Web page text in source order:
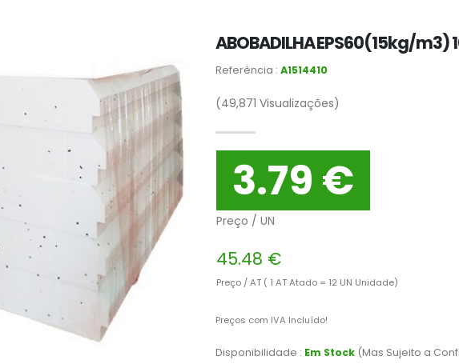
ABOBADILHA EPS60(15kg/
Referência : A1514410
(49,871 Visualizações)
3.79 €
Preço / UN
45.48 €
Preço / AT ( 1 AT Atado = 12 UN Unidade)
Preços com IVA Incluído!
Disponibilidade : Em Stock (Mas Sujeito a